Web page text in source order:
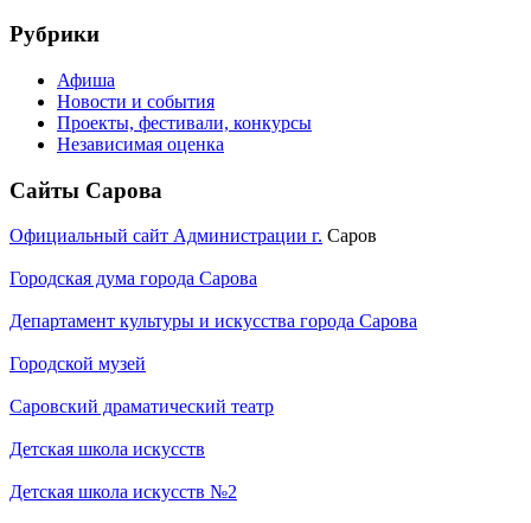
Рубрики
Афиша
Новости и события
Проекты, фестивали, конкурсы
Независимая оценка
Сайты Сарова
Официальный сайт Администрации г. Саров
Городская дума города Сарова
Департамент культуры и искусства города Сарова
Городской музей
Саровский драматический театр
Детская школа искусств
Детская школа искусств №2